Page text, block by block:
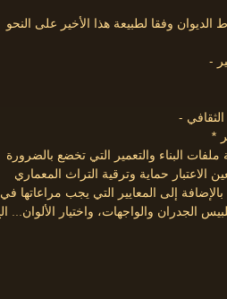
البناء والتعمير التي تخضع بالضرورة
الاعتبار حماية وترقية التراث المعماري
إلى المعايير التي يجب مراعاتها في